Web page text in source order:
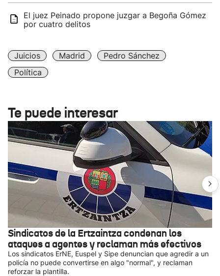
El juez Peinado propone juzgar a Begoña Gómez
por cuatro delitos
Juicios Madrid
Pedro Sánchez
Política
Te puede interesar
Sindicatos de la Ertzaintza condenan los
ataques a agentes y reclaman más efectivos
Los sindicatos ErNE, Euspel y Sipe denuncian que agredir a un
policía no puede convertirse en algo "normal", y reclaman
reforzar la plantilla.